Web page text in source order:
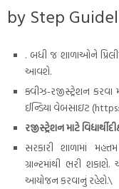
by Step
. બધી જ શાળાઓને
આવશે.
ક્વીઝ-રજીસ્ટ્રેશન કરવા
ઈન્ડિયા વેબસાઇટ
રજીસ્ટ્રેશન માટે
સરકારી શાળામાં
ગ્રાન્ટમાંથી ભરી
આયોજન કરવાનું રહેશે.\